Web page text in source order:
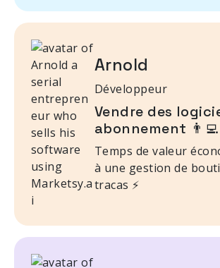
Arnold
Développeur
Vendre des
abonnement 👨‍💻
Temps de valeur
à une gestion de
tracas ⚡